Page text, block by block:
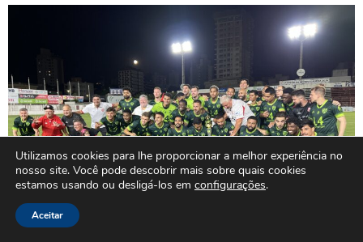
Utilizamos cookies para lhe proporcionar a melhor experiência no
nosso site. Você pode descobrir mais sobre quais cookies
estamos usando ou desligá-los em configurações.
Aceitar